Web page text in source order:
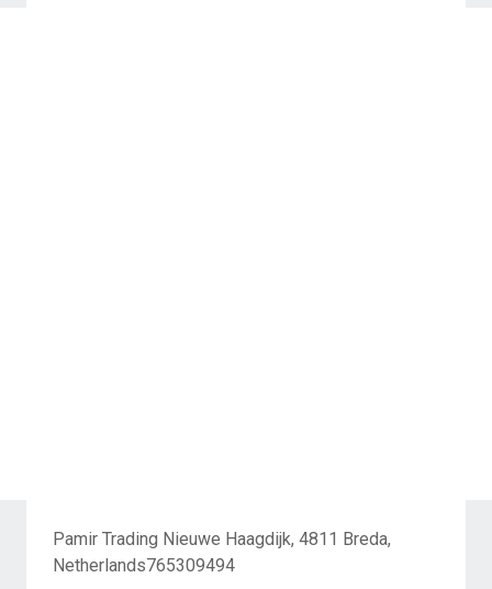
Pamir Trading Nieuwe Haagdijk, 4811 Breda,
Netherlands765309494